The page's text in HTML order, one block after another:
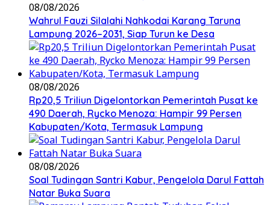
08/08/2026
Wahrul Fauzi Silalahi Nahkodai Karang Taruna
Lampung 2026–2031, Siap Turun ke Desa
08/08/2026
Rp20,5 Triliun Digelontorkan Pemerintah Pusat ke
490 Daerah, Rycko Menoza: Hampir 99 Persen
Kabupaten/Kota, Termasuk Lampung
08/08/2026
Soal Tudingan Santri Kabur, Pengelola Darul Fattah
Natar Buka Suara